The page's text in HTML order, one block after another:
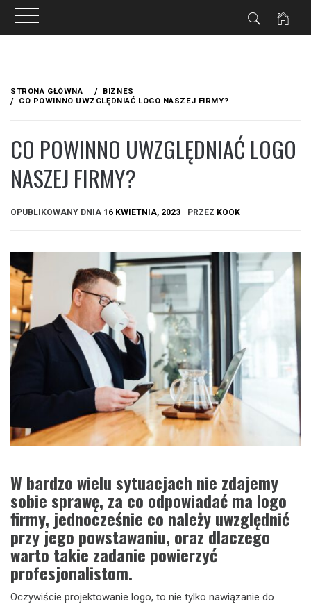
treści
STRONA GŁÓWNA
BIZNES
CO POWINNO UWZGLĘDNIAĆ LOGO NASZEJ FIRMY?
CO POWINNO UWZGLĘDNIAĆ LOGO
NASZEJ FIRMY?
OPUBLIKOWANY DNIA 16 KWIETNIA, 2023 PRZEZ KOOK
W bardzo wielu sytuacjach nie zdajemy
sobie sprawę, za co odpowiadać ma logo
firmy, jednocześnie co należy uwzględnić
przy jego powstawaniu, oraz dlaczego
warto takie zadanie powierzyć
profesjonalistom.
Oczywiście projektowanie logo, to nie tylko nawiązanie do